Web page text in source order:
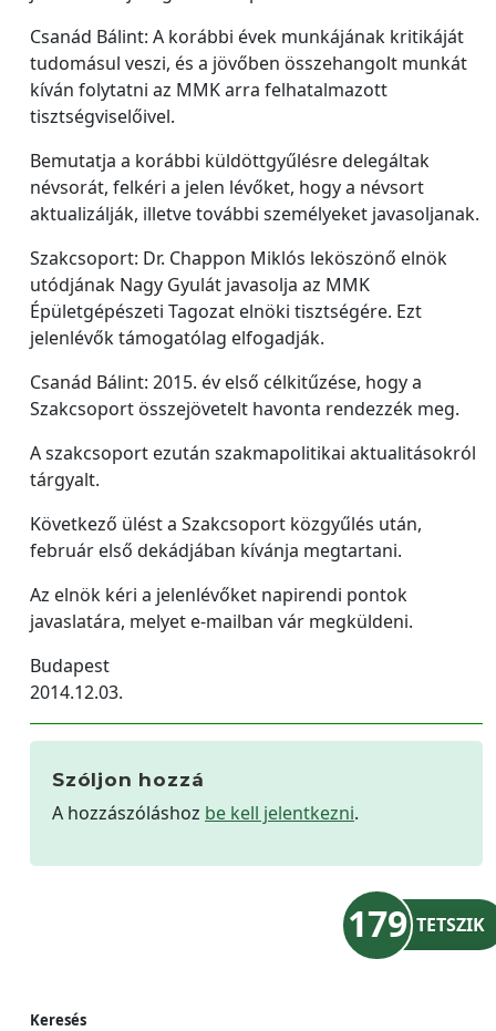
Csanád Bálint: A korábbi évek munkájának kritikáját
tudomásul veszi, és a jövőben összehangolt munkát
kíván folytatni az MMK arra felhatalmazott
tisztségviselőivel.
Bemutatja a korábbi küldöttgyűlésre delegáltak
névsorát, felkéri a jelen lévőket, hogy a névsort
aktualizálják, illetve további személyeket javasoljanak.
Szakcsoport: Dr. Chappon Miklós leköszönő elnök
utódjának Nagy Gyulát javasolja az MMK
Épületgépészeti Tagozat elnöki tisztségére. Ezt
jelenlévők támogatólag elfogadják.
Csanád Bálint: 2015. év első célkitűzése, hogy a
Szakcsoport összejövetelt havonta rendezzék meg.
A szakcsoport ezután szakmapolitikai aktualitásokról
tárgyalt.
Következő ülést a Szakcsoport közgyűlés után,
február első dekádjában kívánja megtartani.
Az elnök kéri a jelenlévőket napirendi pontok
javaslatára, melyet e-mailban vár megküldeni.
Budapest
2014.12.03.
Szóljon hozzá
A hozzászóláshoz be kell jelentkezni.
179 TETSZIK
Keresés